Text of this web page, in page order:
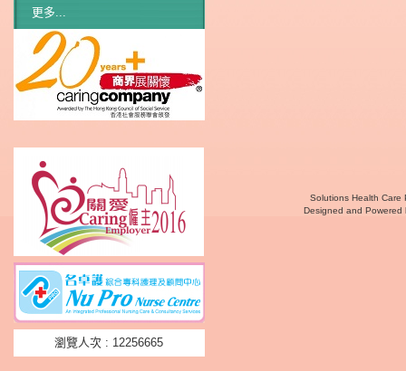
更多...
瀏覽人次 : 12256665
Solutions Health Care
Designed and